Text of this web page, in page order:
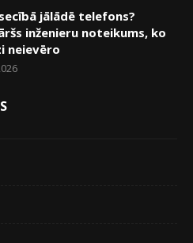
jālādē telefons?
inženieru noteikums, ko
neievēro